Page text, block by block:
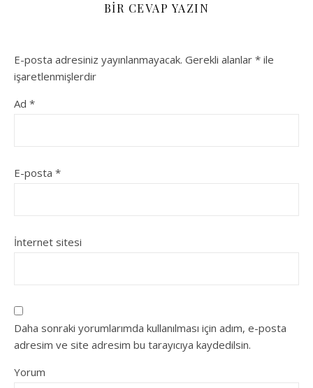
BIR CEVAP YAZIN
E-posta adresiniz yayınlanmayacak. Gerekli alanlar * ile
işaretlenmişlerdir
Ad *
E-posta *
İnternet sitesi
Daha sonraki yorumlarımda kullanılması için adım, e-posta
adresim ve site adresim bu tarayıcıya kaydedilsin.
Yorum